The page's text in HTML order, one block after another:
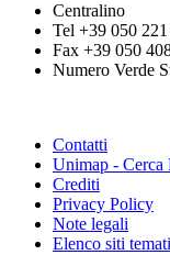
Centralino
Tel +39 050 221
Fax +39 050
Numero Verde
Contatti
Unimap - Cerca
Crediti
Privacy Policy
Note legali
Elenco siti